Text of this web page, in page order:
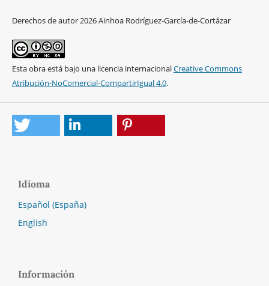
Derechos de autor 2026 Ainhoa Rodríguez-García-de-Cortázar
Esta obra está bajo una licencia internacionalCreative Commons
Atribución-NoComercial-CompartirIgual 4.0.
Idioma
Español (España)
English
Información